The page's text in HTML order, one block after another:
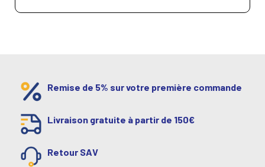
Remise de 5% sur votre première commande
Livraison gratuite à partir de 150€
Retour SAV